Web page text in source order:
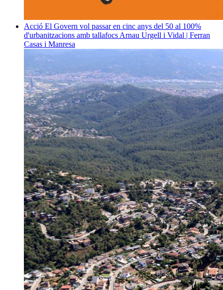
Acció El Govern vol passar en cinc anys del 50 al 100%
d'urbanitzacions amb tallafocs Arnau Urgell i Vidal | Ferran
Casas i Manresa